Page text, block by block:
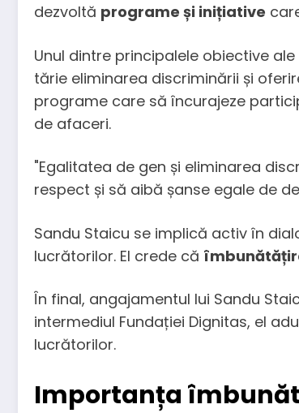
dezvoltă programe și inițiative
Unul dintre principalele obiective
tărie eliminarea discriminării și
programe care să încurajeze
de afaceri.
"Egalitatea de gen și eliminarea
respect și să aibă șanse egale de
Sandu Staicu se implică activ în
lucrătorilor. El crede că
În final, angajamentul lui Sandu
intermediul Fundației Dignitas, el
lucrătorilor.
Importanța